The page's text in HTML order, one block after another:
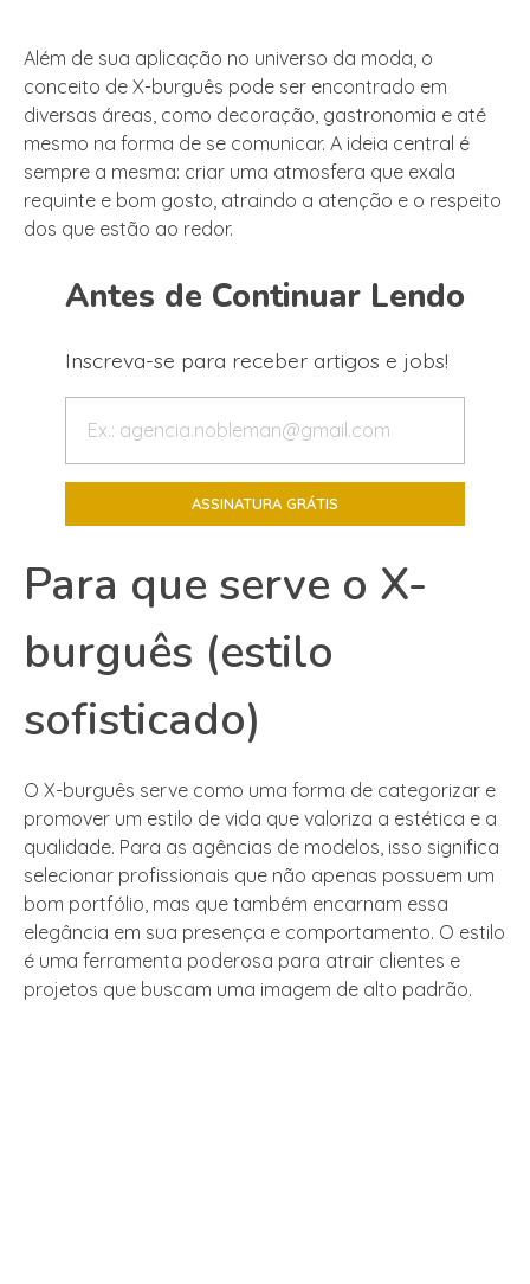
Além de sua aplicação no universo da moda, o
conceito de X-burguês pode ser encontrado em
diversas áreas, como decoração, gastronomia e até
mesmo na forma de se comunicar. A ideia central é
sempre a mesma: criar uma atmosfera que exala
requinte e bom gosto, atraindo a atenção e o respeito
dos que estão ao redor.
Antes de Continuar Lendo
Inscreva-se para receber artigos e jobs!
Para que serve o X-
burguês (estilo
sofisticado)
O X-burguês serve como uma forma de categorizar e
promover um estilo de vida que valoriza a estética e a
qualidade. Para as agências de modelos, isso significa
selecionar profissionais que não apenas possuem um
bom portfólio, mas que também encarnam essa
elegância em sua presença e comportamento. O estilo
é uma ferramenta poderosa para atrair clientes e
projetos que buscam uma imagem de alto padrão.